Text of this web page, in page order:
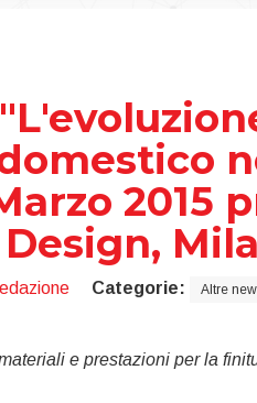
2015
Categorie: Altre
e prestazioni per la